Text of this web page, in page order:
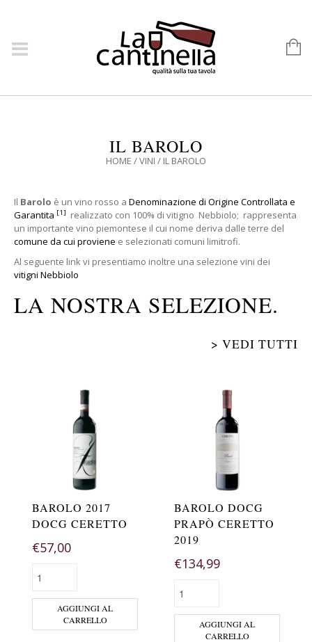
IL BAROLO
HOME /VINI / IL BAROLO
Il Barolo è un vino rosso a Denominazione di Origine Controllata e
Garantita [1] realizzato con 100% di vitigno Nebbiolo; rappresenta
un importante vino piemontese il cui nome deriva dalle terre del
comune da cui proviene e selezionati comuni limitrofi.
Al seguente link vi presentiamo inoltre una selezione vini dei
vitigni Nebbiolo
LA NOSTRA SELEZIONE.
> VEDI TUTTI
BAROLO 2017
DOCG CERETTO
€57,00
AGGIUNGI AL
CARRELLO
BAROLO DOCG
PRAPÒ CERETTO
2019
€134,99
AGGIUNGI AL
CARRELLO